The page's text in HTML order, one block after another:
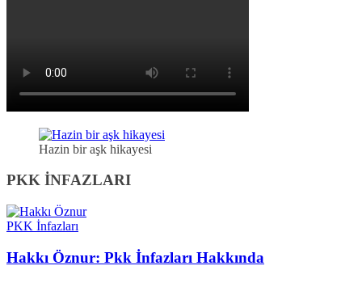
Hazin bir aşk hikayesi
PKK İNFAZLARI
PKK İnfazları
Hakkı Öznur: Pkk İnfazları Hakkında